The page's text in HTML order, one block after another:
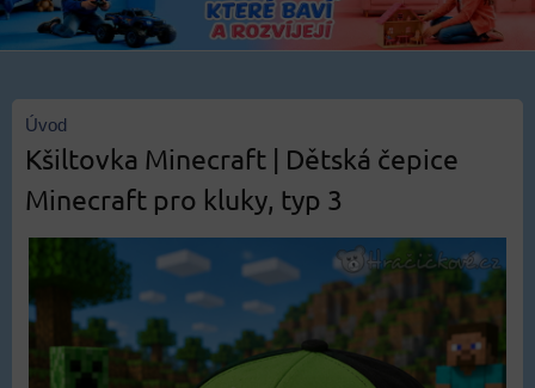
Úvod
Kšiltovka Minecraft | Dětská čepice
Minecraft pro kluky, typ 3